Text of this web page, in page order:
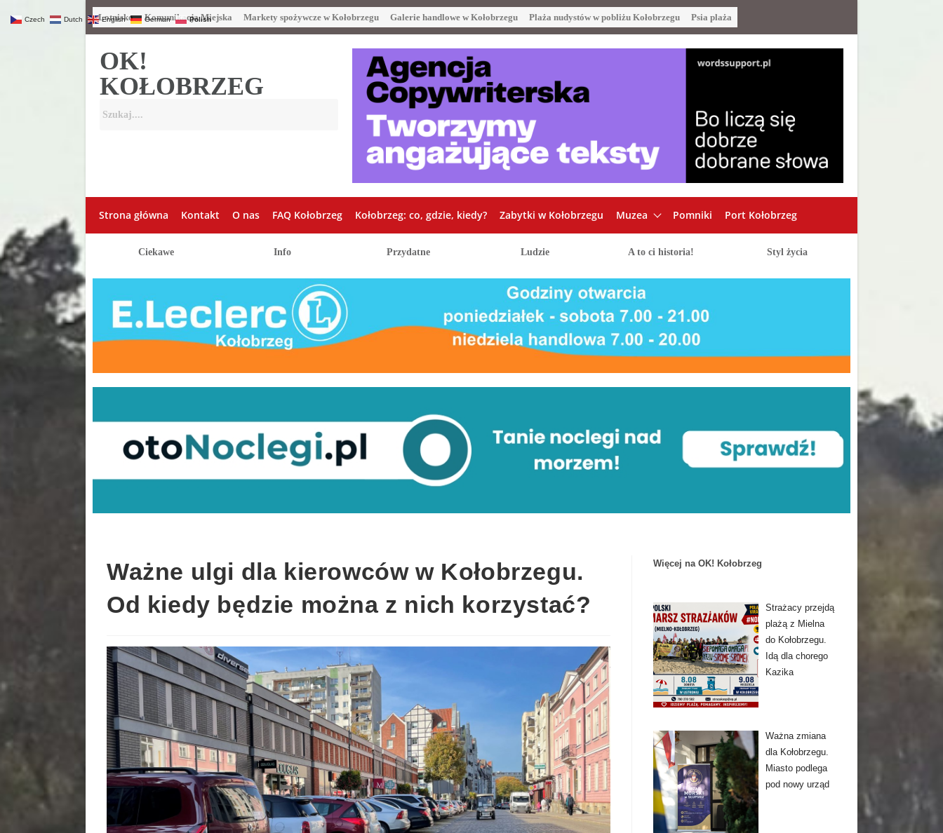
Lotnisko Komunikacja Miejska Markety spożywcze w Kołobrzegu Galerie handlowe w Kołobrzegu Plaża nudystów w pobliżu Kołobrzegu Psia plaża
OK!
KOŁOBRZEG
Strona główna Kontakt O nas FAQ Kołobrzeg Kołobrzeg: co, gdzie, kiedy? Zabytki w Kołobrzegu Muzea Pomniki Port Kołobrzeg
Ciekawe Info Przydatne Ludzie A to ci historia! Styl życia
Ważne ulgi dla kierowców w Kołobrzegu.
Od kiedy będzie można z nich korzystać?
Więcej na OK! Kołobrzeg
Strażacy przejdą
plażą z Mielna
do Kołobrzegu.
Idą dla chorego
Kazika
Ważna zmiana
dla Kołobrzegu.
Miasto podlega
pod nowy urząd
Czech Dutch English German Polish